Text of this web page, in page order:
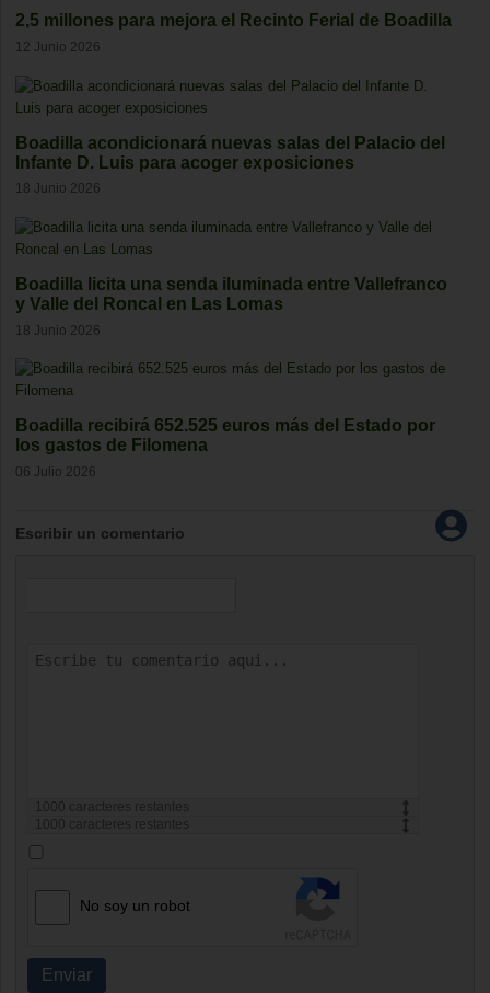
2,5 millones para mejora el Recinto Ferial de Boadilla
12 Junio 2026
Boadilla acondicionará nuevas salas del Palacio del
Infante D. Luis para acoger exposiciones
18 Junio 2026
Boadilla licita una senda iluminada entre Vallefranco
y Valle del Roncal en Las Lomas
18 Junio 2026
Boadilla recibirá 652.525 euros más del Estado por
los gastos de Filomena
06 Julio 2026
Escribir un comentario
caracteres restantes
caracteres restantes
No soy un robot
Enviar